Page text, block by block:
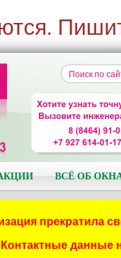
ВСЁ ОБ
прекратила
данные